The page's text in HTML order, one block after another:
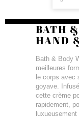
BATH
HAND
Bath & Body
meilleures
le corps avec
goyave.
cette crème
rapidement,